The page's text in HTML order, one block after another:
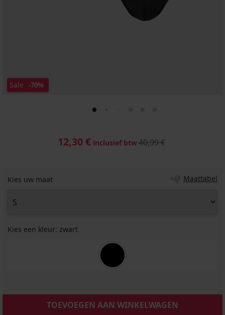
Sale -70%
12,30 € inclusief btw40,99 €
Kies uw maat Maattabel
Kies een kleur: zwart
TOEVOEGEN AAN WINKELWAGEN